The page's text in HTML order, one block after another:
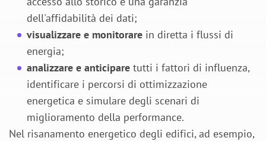
dell'affidabilità dei dati;
visualizzare e monitorare in diretta i flussi di
energia;
analizzare e anticipare tutti i fattori di influenza,
identificare i percorsi di ottimizzazione
energetica e simulare degli scenari di
miglioramento della performance.
Nel risanamento energetico degli edifici, ad esempio,